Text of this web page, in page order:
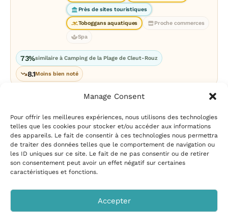
Manage Consent
Pour offrir les meilleures expériences, nous utilisons des technologies
telles que les cookies pour stocker et/ou accéder aux informations
des appareils. Le fait de consentir à ces technologies nous permettra
de traiter des données telles que le comportement de navigation ou
les ID uniques sur ce site. Le fait de ne pas consentir ou de retirer
son consentement peut avoir un effet négatif sur certaines
caractéristiques et fonctions.
Accepter
Près de sites touristiques
Toboggans aquatiques Proche commerces
Spa
73%similaire à Camping de la Plage de Cleut-Rouz
8.1Moins bien noté
Mentions légales|Politique
de confidentialité
suggestions|Politique de
cookies